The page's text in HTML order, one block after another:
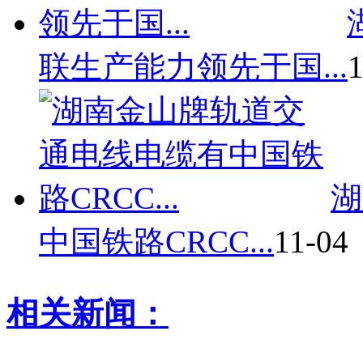
联生产能力领先于国...
中国铁路CRCC...11-04
相关新闻：